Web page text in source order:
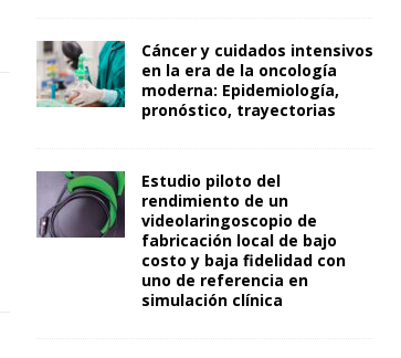
Cáncer y cuidados intensivos
en la era de la oncología
moderna: Epidemiología,
pronóstico, trayectorias
Estudio piloto del
rendimiento de un
videolaringoscopio de
fabricación local de bajo
costo y baja fidelidad con
uno de referencia en
simulación clínica